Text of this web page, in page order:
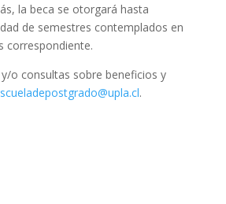
la beca se otorgará hasta
de semestres contemplados en
correspondiente.
o consultas sobre beneficios y
.